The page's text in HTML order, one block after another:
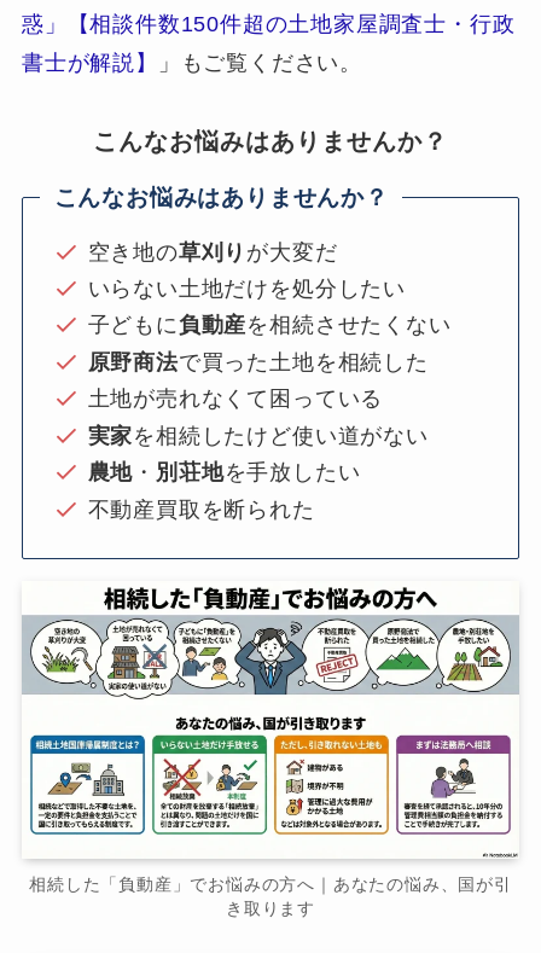
惑」【相談件数150件超の土地家屋調査士・行政
書士が解説】
」もご覧ください。
こんなお悩みはありませんか？
こんなお悩みはありませんか？
空き地の草刈り が大変だ
いらない土地だけを処分したい
子どもに負動産を相続させたくない
原野商法で買った土地を相続した
土地が売れなくて困っている
実家を相続したけど使い道がない
農地 ・ 別荘地を手放したい
不動産買取を断られた
相続した「負動産」でお悩みの方へ｜あなたの悩み、国が引
き取ります